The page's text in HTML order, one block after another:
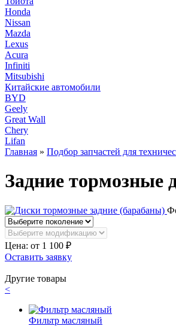
Honda
Nissan
Mazda
Lexus
Acura
Infiniti
Mitsubishi
Китайские автомобили
BYD
Geely
Great Wall
Chery
Lifan
Главная » Подбор запчастей для
Задние тормозные
Цена: от 1 100 ₽
Оставить заявку
Другие товары
<
Фильтр масляный